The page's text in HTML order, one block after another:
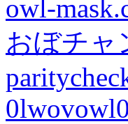
owl-
おぼチャ